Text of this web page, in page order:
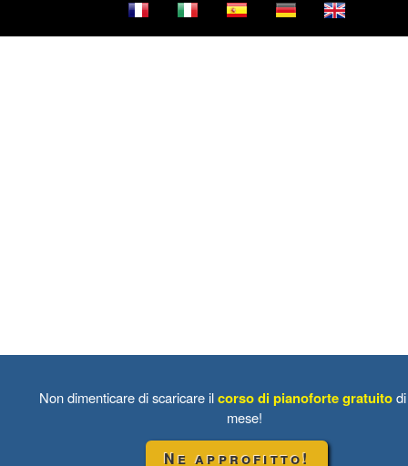
Non dimenticare di scaricare ilcorso di pianoforte gratuito
mese!
Ne approfitto!